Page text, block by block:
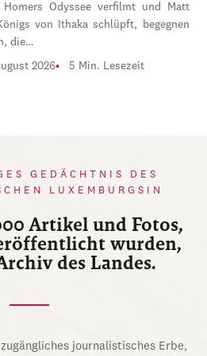
Odyssee verfilmt und Matt
von Ithaka schlüpft, begegnen
die…
2026 5 Min. Lesezeit
GEDÄCHTNIS DES
LUXEMBURGSIN
Artikel und Fotos,
wurden,
des Landes.
journalistisches Erbe,